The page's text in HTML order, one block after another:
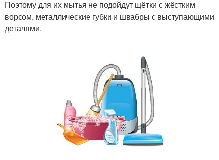
Поэтому для их мытья не подойдут щётки с жёстким
ворсом, металлические губки и швабры с выступающими
деталями.